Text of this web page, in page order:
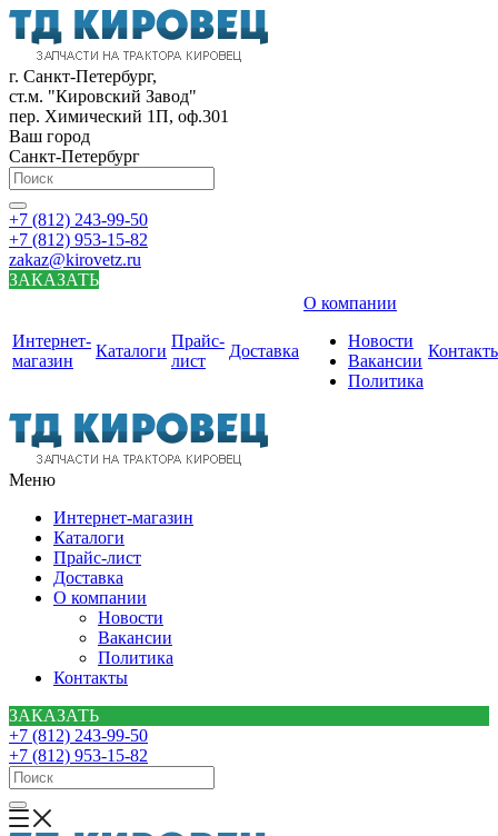
г. Санкт-Петербург,
ст.м. "Кировский Завод"
пер. Химический 1П, оф.301
Ваш город
Санкт-Петербург
+7 (812) 243-99-50
+7 (812) 953-15-82
zakaz@kirovetz.ru
ЗАКАЗАТЬ
Интернет-
магазин
Каталоги
Прайс-
лист
Доставка
О компании
Новости
Вакансии
Политика
Меню
Интернет-магазин
Каталоги
Прайс-лист
Доставка
О компании
Новости
Вакансии
Политика
Контакты
ЗАКАЗАТЬ
+7 (812) 243-99-50
+7 (812) 953-15-82